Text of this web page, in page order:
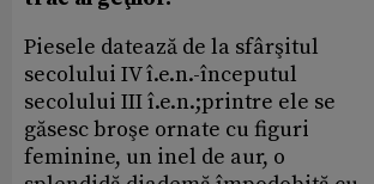
Piesele datează de la sfârşitul
secolului IV î.e.n.-începutul
secolului III î.e.n.;printre ele se
găsesc broşe ornate cu figuri
feminine, un inel de aur, o